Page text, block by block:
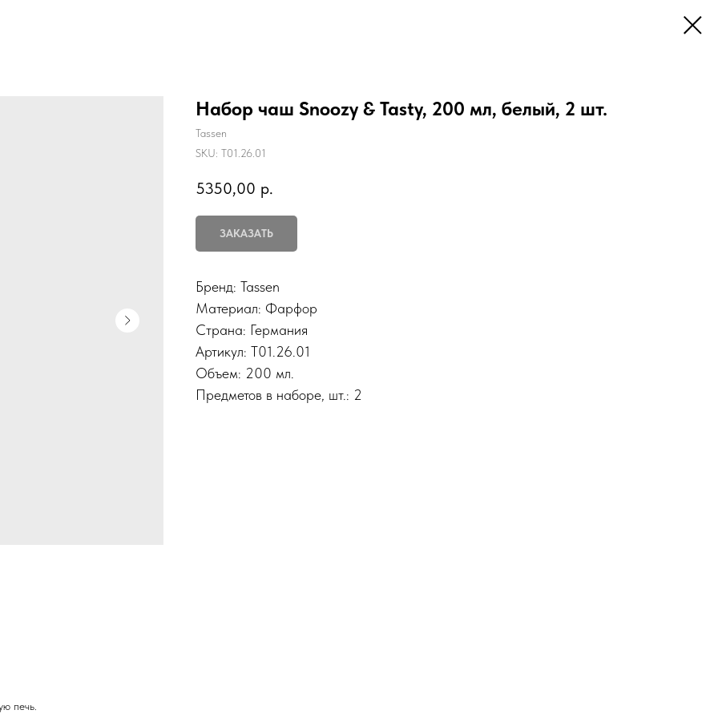
Набор чаш Snoozy & Tasty, 200 мл, белый, 2 шт.
Tassen
SKU: T01.26.01
5350,00 р.
ЗАКАЗАТЬ
Бренд: Tassen
Материал: Фарфор
Страна: Германия
Артикул: T01.26.01
Объем: 200 мл.
Предметов в наборе, шт.: 2
печь.